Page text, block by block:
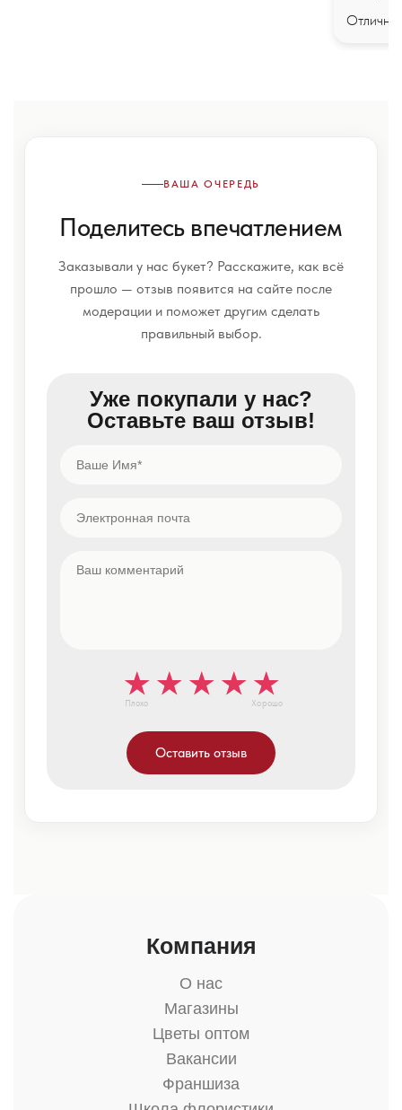
ВАША ОЧЕРЕДЬ
Поделитесь впечатлением
Заказывали у нас букет? Расскажите, как всё
прошло — отзыв появится на сайте после
модерации и поможет другим сделать
правильный выбор.
Уже покупали у нас?
Оставьте ваш отзыв!
Плохо Хорошо
Оставить отзыв
Компания
О нас
Магазины
Цветы оптом
Вакансии
Франшиза